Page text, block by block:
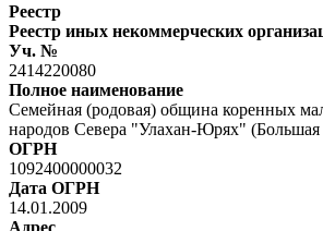
Реестр
Реестр иных некоммерческих
Уч. №
2414220080
Полное наименование
Семейная (родовая) община коренных
народов Севера "Улахан-Юрях" (Большая
ОГРН
1092400000032
Дата ОГРН
14.01.2009
Адрес